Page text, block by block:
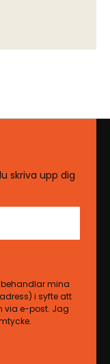
skriva upp dig
mina
i syfte att
via e-post. Jag